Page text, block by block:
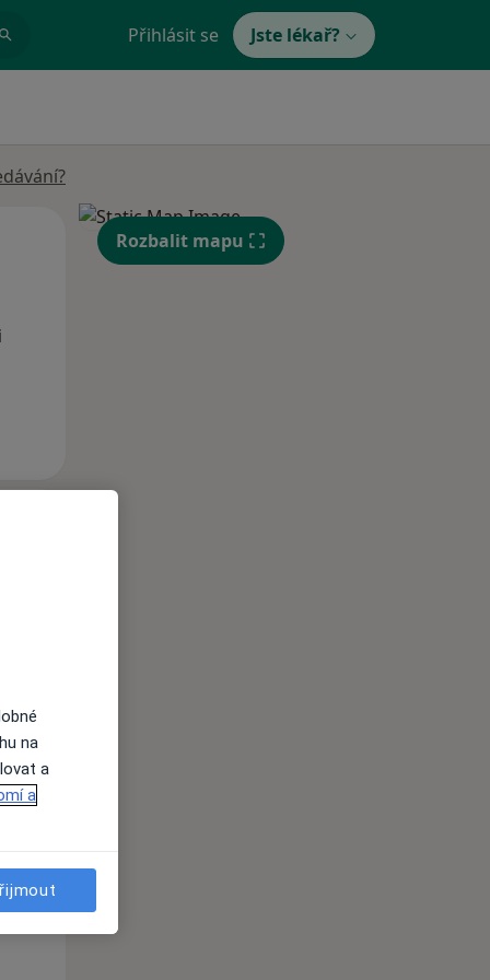
Přihlásit se Jste lékař?
Út St
12 Srpen
Rozbalit mapu
na
a
a